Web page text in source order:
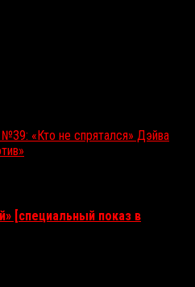
«Кто не спрятался» Дэйва
[специальный показ в